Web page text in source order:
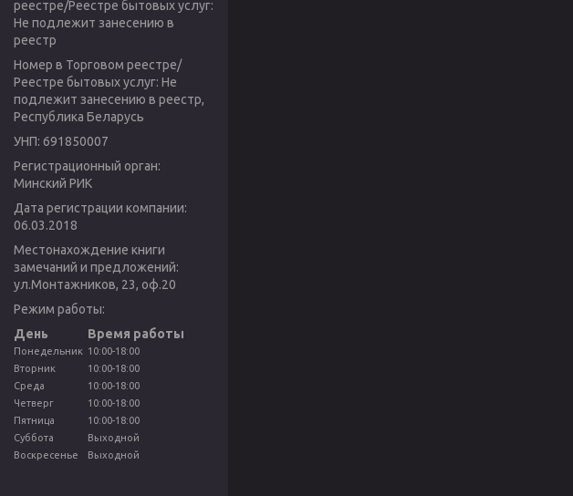
реестре/Реестре бытовых услуг:
Не подлежит занесению в
реестр
Номер в Торговом реестре/
Реестре бытовых услуг: Не
подлежит занесению в реестр,
Республика Беларусь
УНП: 691850007
Регистрационный орган:
Минский РИК
Дата регистрации компании:
06.03.2018
Местонахождение книги
замечаний и предложений:
ул.Монтажников, 23, оф.20
Режим работы:
День
Время работы
Понедельник 10:00-18:00
Вторник
10:00-18:00
Среда
10:00-18:00
Четверг
10:00-18:00
Пятница
10:00-18:00
Суббота
Выходной
Воскресенье
Выходной